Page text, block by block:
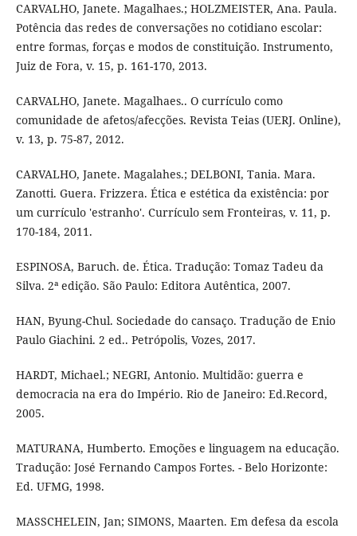
CARVALHO, Janete. Magalhaes.; HOLZMEISTER, Ana. Paula.
Potência das redes de conversações no cotidiano escolar:
entre formas, forças e modos de constituição. Instrumento,
Juiz de Fora, v. 15, p. 161-170, 2013.
CARVALHO, Janete. Magalhaes.. O currículo como
comunidade de afetos/afecções. Revista Teias (UERJ. Online),
v. 13, p. 75-87, 2012.
CARVALHO, Janete. Magalahes.; DELBONI, Tania. Mara.
Zanotti. Guera. Frizzera. Ética e estética da existência: por
um currículo 'estranho'. Currículo sem Fronteiras, v. 11, p.
170-184, 2011.
ESPINOSA, Baruch. de. Ética. Tradução: Tomaz Tadeu da
Silva. 2ª edição. São Paulo: Editora Autêntica, 2007.
HAN, Byung-Chul. Sociedade do cansaço. Tradução de Enio
Paulo Giachini. 2 ed.. Petrópolis, Vozes, 2017.
HARDT, Michael.; NEGRI, Antonio. Multidão: guerra e
democracia na era do Império. Rio de Janeiro: Ed.Record,
2005.
MATURANA, Humberto. Emoções e linguagem na educação.
Tradução: José Fernando Campos Fortes. - Belo Horizonte:
Ed. UFMG, 1998.
MASSCHELEIN, Jan; SIMONS, Maarten. Em defesa da escola